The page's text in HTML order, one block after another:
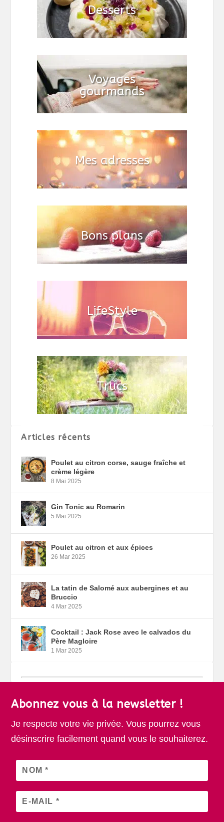
Articles récents
Poulet au citron corse, sauge fraîche et
crème légère
8 Mai 2025
Gin Tonic au Romarin
5 Mai 2025
Poulet au citron et aux épices
26 Mar 2025
La tatin de Salomé aux aubergines et au
Bruccio
4 Mar 2025
Cocktail : Jack Rose avec le calvados du
Père Magloire
1 Mar 2025
Abonnez vous à la newsletter !
Je respecte votre vie privée. Vous pourrez vous
désinscrire facilement quand vous le souhaiterez.